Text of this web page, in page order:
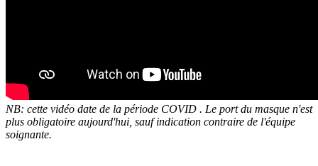
NB: cette vidéo date de la période COVID . Le port du masque n'est
plus obligatoire aujourd'hui, sauf indication contraire de l'équipe
soignante.